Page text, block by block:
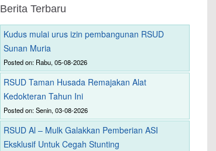
Berita Terbaru
Kudus mulai urus izin pembangunan RSUD
Sunan Muria
Posted on: Rabu, 05-08-2026
RSUD Taman Husada Remajakan Alat
Kedokteran Tahun Ini
Posted on: Senin, 03-08-2026
RSUD Al – Mulk Galakkan Pemberian ASI
Eksklusif Untuk Cegah Stunting